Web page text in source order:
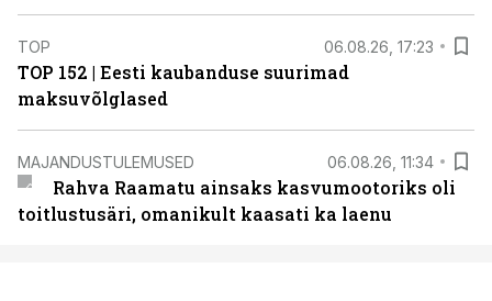
TOP 06.08.26, 17:23
TOP 152 | Eesti kaubanduse suurimad
maksuvõlglased
MAJANDUSTULEMUSED 06.08.26, 11:34
Rahva Raamatu ainsaks kasvumootoriks oli
toitlustusäri, omanikult kaasati ka laenu